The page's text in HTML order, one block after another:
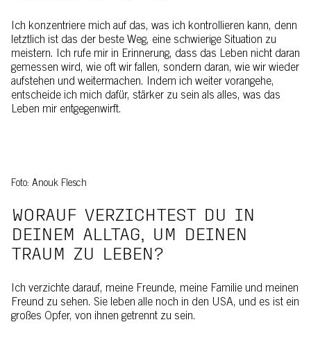
Ich konzentriere mich auf das, was ich kontrollieren kann, denn
letztlich ist das der beste Weg, eine schwierige Situation zu
meistern. Ich rufe mir in Erinnerung, dass das Leben nicht daran
gemessen wird, wie oft wir fallen, sondern daran, wie wir wieder
aufstehen und weitermachen. Indem ich weiter vorangehe,
entscheide ich mich dafür, stärker zu sein als alles, was das
Leben mir entgegenwirft.
Foto: Anouk Flesch
WORAUF VERZICHTEST DU IN
DEINEM ALLTAG, UM DEINEN
TRAUM ZU LEBEN?
Ich verzichte darauf, meine Freunde, meine Familie und meinen
Freund zu sehen. Sie leben alle noch in den USA, und es ist ein
großes Opfer, von ihnen getrennt zu sein.